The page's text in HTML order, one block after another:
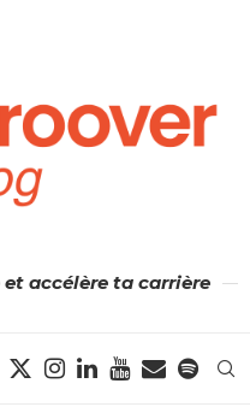
accélère ta carrière